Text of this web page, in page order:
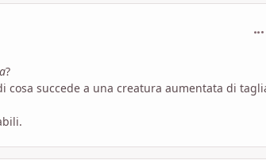
?
cosa succede a una creatura aumentata di